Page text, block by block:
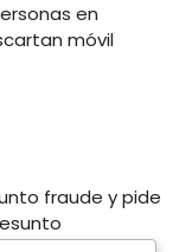
en
móvil
fraude y pide